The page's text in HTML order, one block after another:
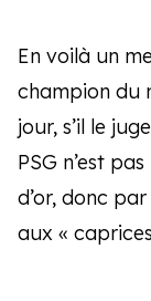
En voilà un
champion du
jour, s’il le
PSG n’est
d’or, donc
aux «